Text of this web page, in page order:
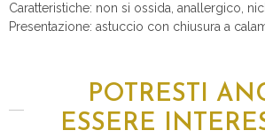
Caratteristiche: non si ossida, anallergico,
Presentazione: astuccio con chiusura a
POTRESTI
ESSERE